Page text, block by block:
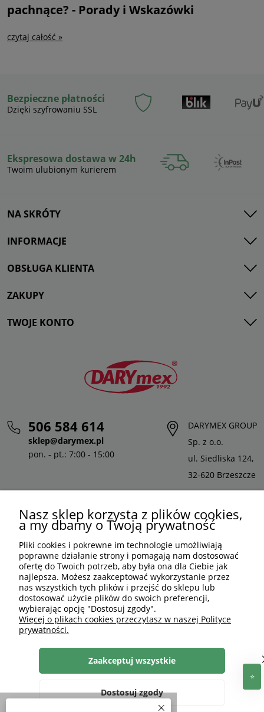
pachnące? - Porady i Wskazówki
czytaj całość »
Bezpieczne płatności
Dzięki szyfrowaniu SSL
Ekspresowa dostawa w 24h
Twoim ulubionym kurierem
NA SKRÓTY
INFORMACJE
OBSŁUGA KLIENTA
ZAKUPY
TWOJE KONTO
506 584 614
sklep@darymex.pl
pon. - pt.: 7:00 - 15:00
DARYMEX GROUP
Sp. z o.o.
ul. Siedliska 124,
32-620 Brzeszcze
PLN PL
Nasz sklep korzysta z plików cookies,
a my dbamy o Twoją prywatność
Pliki cookies i pokrewne im technologie umożliwiają
poprawne działanie strony i pomagają nam dostosować
ofertę do Twoich potrzeb, aby była ona dla Ciebie jak
najlepsza. Możesz zaakceptować wykorzystanie przez
nas wszystkich tych plików i przejść do sklepu lub
dostosować użycie plików do swoich preferencji,
wybierając opcję "Dostosuj zgody".
Więcej o plikach cookies przeczytasz w naszej Polityce
prywatności.
Dostosuj zgody
Zaakceptuj wszystkie